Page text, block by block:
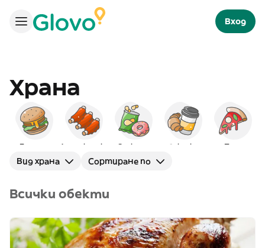
Вход
Храна
Бургери Американска Снаксове Закуска Пица
Вид храна Сортиране по
Всички обекти